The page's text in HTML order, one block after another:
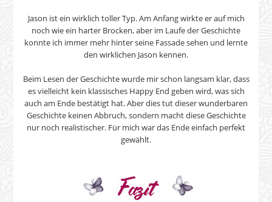
Jason ist ein wirklich toller Typ. Am Anfang wirkte er auf mich
noch wie ein harter Brocken, aber im Laufe der Geschichte
konnte ich immer mehr hinter seine Fassade sehen und lernte
den wirklichen Jason kennen.
Beim Lesen der Geschichte wurde mir schon langsam klar, dass
es vielleicht kein klassisches Happy End geben wird, was sich
auch am Ende bestätigt hat. Aber dies tut dieser wunderbaren
Geschichte keinen Abbruch, sondern macht diese Geschichte
nur noch realistischer. Für mich war das Ende einfach perfekt
gewählt.